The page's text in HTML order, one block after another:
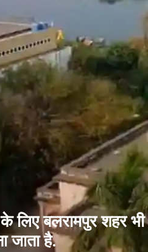
लिए बलरामपुर शहर भी
जाता है.